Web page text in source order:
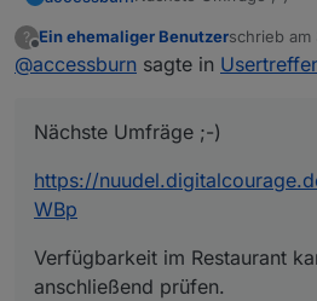
Uhr .. :)
Meeting link:
https://
https://
WBp
? Ein ehemaliger Benutzerschrieb am
zuletzt
@accessburn sagte in
Nächste Umfräge ;-)
https://
WBp
Verfügbarkeit im Restaurant
anschließend prüfen.